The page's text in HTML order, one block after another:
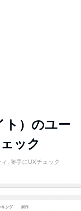
ト）のユー
ック
, 勝手にUXチェック